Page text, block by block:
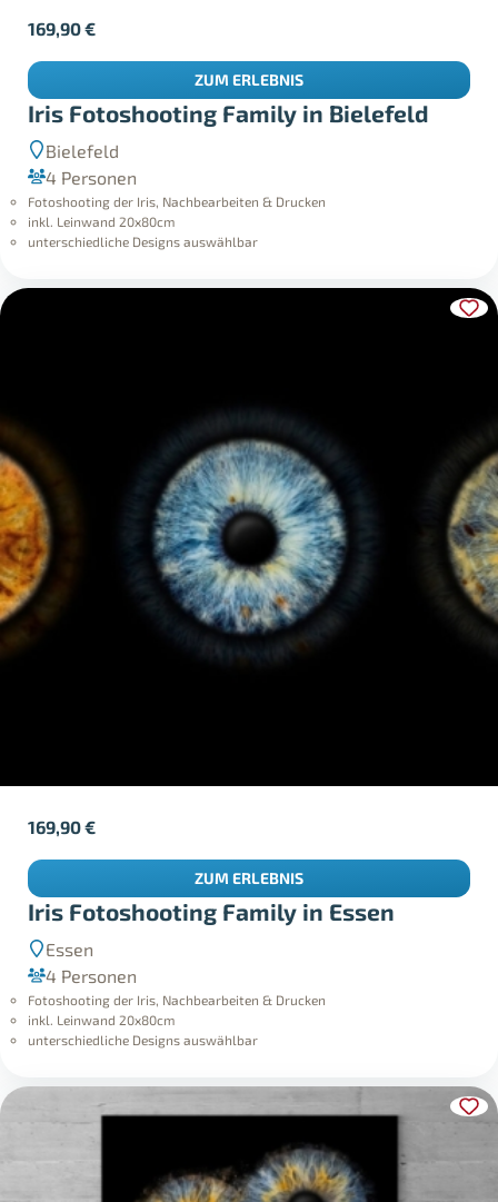
Iris Fotoshooting Family in Bielefeld
Bielefeld
4 Personen
Fotoshooting der Iris, Nachbearbeiten & Drucken
inkl. Leinwand 20x80cm
unterschiedliche Designs auswählbar
169,90€
ZUM ERLEBNIS
Iris Fotoshooting Family in Essen
Essen
4 Personen
Fotoshooting der Iris, Nachbearbeiten & Drucken
inkl. Leinwand 20x80cm
unterschiedliche Designs auswählbar
169,90€
ZUM ERLEBNIS